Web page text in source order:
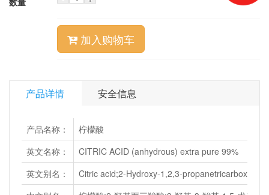
加入购物车
产品详情 安全信息
产品名称：
柠檬酸
英文名称：
CITRIC ACID (anhydrous) extra pure 99%
英文别名：
Citric acid;2-Hydroxy-1,2,3-propanetricarboxylic